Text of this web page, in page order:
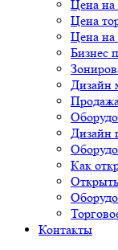
Цена
Цена
Цена на
Бизнес
Дизайн
Дизайн
Как
Контакты